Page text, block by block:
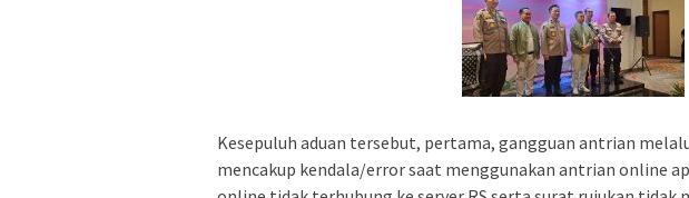
Kesepuluh aduan tersebut, pertama, gangguan antrian
mencakup kendala/error saat menggunakan antrian online